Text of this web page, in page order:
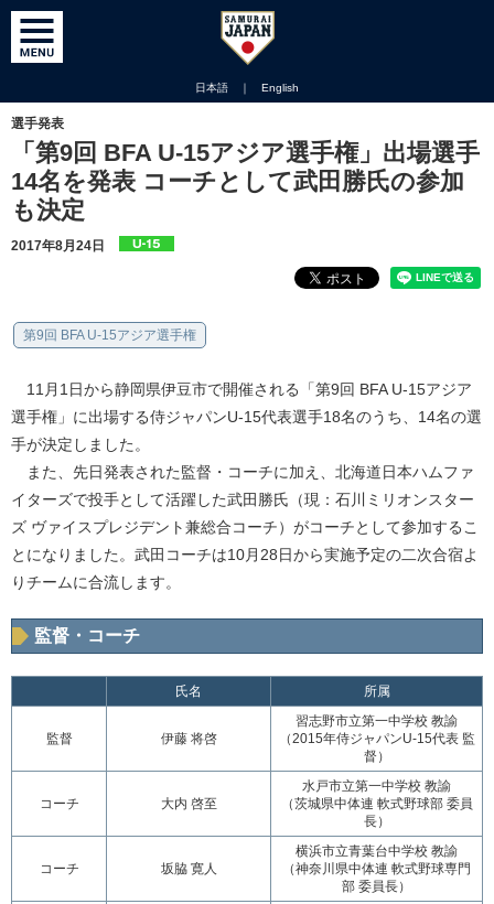
日本語 ｜ English
選手発表
「第9回 BFA U-15アジア選手権」出場選手
14名を発表 コーチとして武田勝氏の参加
も決定
2017年8月24日
第9回 BFA U-15アジア選手権
11月1日から静岡県伊豆市で開催される「第9回 BFA U-15アジア
選手権」に出場する侍ジャパンU-15代表選手18名のうち、14名の選
手が決定しました。
また、先日発表された監督・コーチに加え、北海道日本ハムファ
イターズで投手として活躍した武田勝氏（現：石川ミリオンスター
ズ ヴァイスプレジデント兼総合コーチ）がコーチとして参加するこ
とになりました。武田コーチは10月28日から実施予定の二次合宿よ
りチームに合流します。
監督・コーチ
氏名 所属
監督 伊藤 将啓
習志野市立第一中学校 教諭
（2015年侍ジャパンU-15代表 監
督）
コーチ 大内 啓至
水戸市立第一中学校 教諭
（茨城県中体連 軟式野球部 委員
長）
コーチ 坂脇 寛人
横浜市立青葉台中学校 教諭
（神奈川県中体連 軟式野球専門
部 委員長）